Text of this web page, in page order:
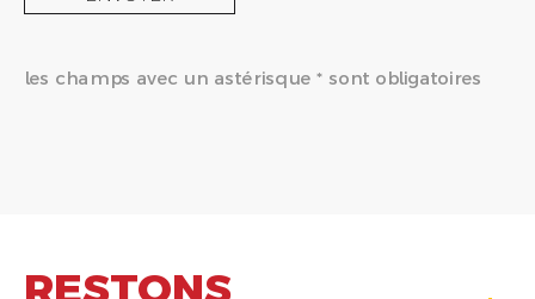
les champs avec un astérisque * sont obligatoires